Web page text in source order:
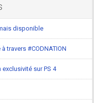
disponible
travers #CODNATION
sur PS 4